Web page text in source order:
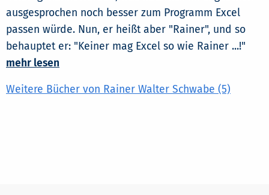
ausgesprochen noch besser zum Programm Excel
passen würde. Nun, er heißt aber "Rainer", und so
behauptet er: "Keiner mag Excel so wie Rainer ...!"
mehr lesen
Weitere Bücher von Rainer Walter Schwabe (5)